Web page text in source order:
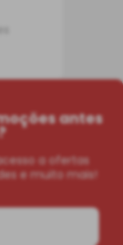
antes
a ofertas
e muito mais!